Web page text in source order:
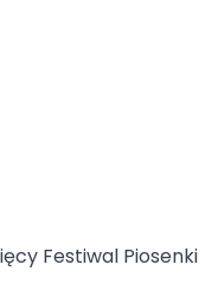
Festiwal Piosenki